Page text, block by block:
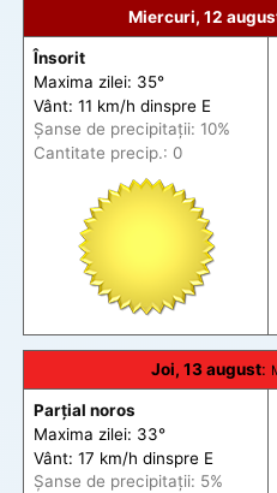
Miercuri, 12
Însorit
Maxima zilei: 35°
Vânt: 11 km/h dinspre E
Șanse de precipitații: 10%
Cantitate precip.: 0
Joi, 13 august:
Parțial noros
Maxima zilei: 33°
Vânt: 17 km/h dinspre E
Șanse de precipitații: 5%